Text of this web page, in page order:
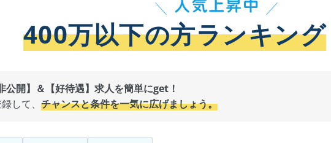
400万以下の方ランキング
公開】＆【好待遇】求人を簡単にget！
して、 チャンスと条件を一気に広げましょう。